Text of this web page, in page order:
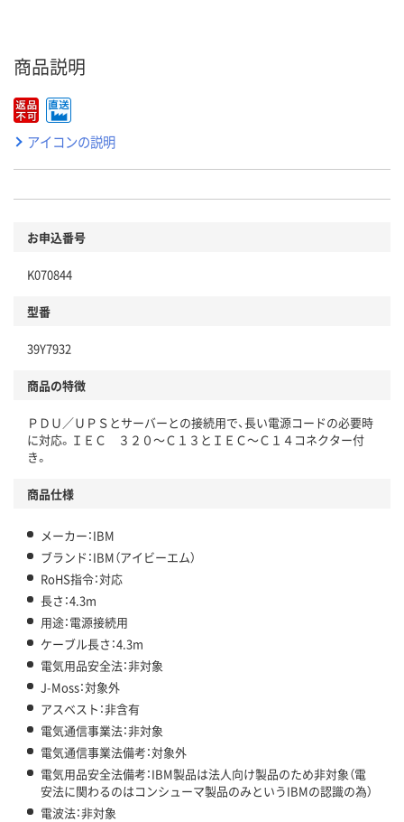
商品説明
アイコンの説明
お申込番号
K070844
型番
39Y7932
商品の特徴
ＰＤＵ／ＵＰＳとサーバーとの接続用で、長い電源コードの必要時
に対応。ＩＥＣ ３２０～Ｃ１３とＩＥＣ～Ｃ１４コネクター付
き。
商品仕様
メーカー：IBM
ブランド：IBM（アイビーエム）
RoHS指令：対応
長さ：4.3m
用途：電源接続用
ケーブル長さ：4.3m
電気用品安全法：非対象
J-Moss：対象外
アスベスト：非含有
電気通信事業法：非対象
電気通信事業法備考：対象外
電気用品安全法備考：IBM製品は法人向け製品のため非対象（電
安法に関わるのはコンシューマ製品のみというIBMの認識の為）
電波法：非対象